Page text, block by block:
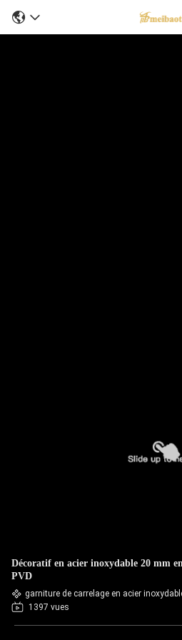
Décoratif en acier inoxydable 20 mm
PVD
garniture de carrelage en acier
1397 vues